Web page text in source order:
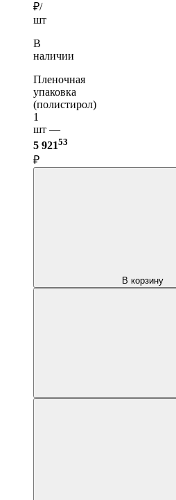
₽/
шт
В
наличии
Пленочная
упаковка
(полистирол)
1
шт —
5 92153
₽
В корзину